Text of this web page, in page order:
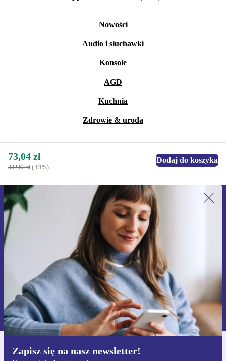
Nowości
Audio i słuchawki
Konsole
AGD
Kuchnia
Zdrowie & uroda
73,04 zł
382,62 zł (-81%)
Dodaj do koszyka
Zapisz się na nasz newsletter!
Zapisz się na nasz newsletter!
Nie przegap żadnej oferty.
Zarejestruj się
Informacje na temat używania danych osobowych znajdują się w
naszej
Polityce prywatności
Pobierz aplikację refurbed